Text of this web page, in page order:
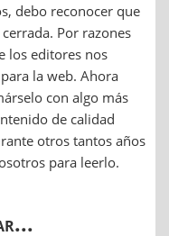
debo reconocer que
Por razones
los editores nos
la web. Ahora
con algo más
de calidad
otros tantos años
para leerlo.